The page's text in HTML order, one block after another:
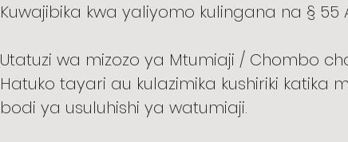
Kuwajibika kwa yaliyomo kulingana na § 55
Utatuzi wa mizozo ya Mtumiaji / Chombo
Hatuko tayari au kulazimika kushiriki katika
bodi ya usuluhishi ya watumiaji.